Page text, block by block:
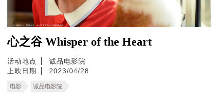
心之谷 Whisper of the Heart
活动地点
诚品电影院
上映日期
2023/04/28
电影 诚品电影院